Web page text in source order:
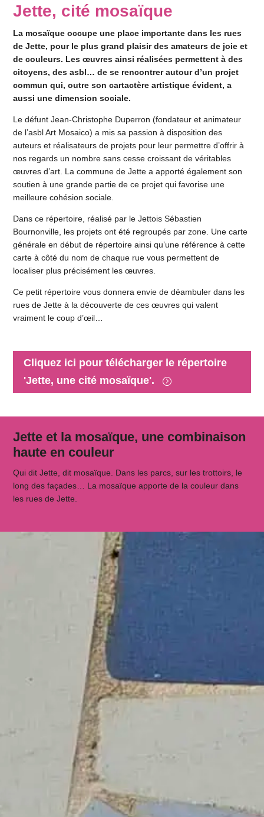
Jette, cité mosaïque
La mosaïque occupe une place importante dans les rues
de Jette, pour le plus grand plaisir des amateurs de joie et
de couleurs. Les œuvres ainsi réalisées permettent à des
citoyens, des asbl… de se rencontrer autour d’un projet
commun qui, outre son cartactère artistique évident, a
aussi une dimension sociale.
Le défunt Jean-Christophe Duperron (fondateur et animateur
de l’asbl Art Mosaico) a mis sa passion à disposition des
auteurs et réalisateurs de projets pour leur permettre d’offrir à
nos regards un nombre sans cesse croissant de véritables
œuvres d’art. La commune de Jette a apporté également son
soutien à une grande partie de ce projet qui favorise une
meilleure cohésion sociale.
Dans ce répertoire, réalisé par le Jettois Sébastien
Bournonville, les projets ont été regroupés par zone. Une carte
générale en début de répertoire ainsi qu’une référence à cette
carte à côté du nom de chaque rue vous permettent de
localiser plus précisément les œuvres.
Ce petit répertoire vous donnera envie de déambuler dans les
rues de Jette à la découverte de ces œuvres qui valent
vraiment le coup d’œil…
Cliquez ici pour télécharger le répertoire
'Jette, une cité mosaïque'.
Jette et la mosaïque, une combinaison
haute en couleur
Qui dit Jette, dit mosaïque. Dans les parcs, sur les trottoirs, le
long des façades… La mosaïque apporte de la couleur dans
les rues de Jette.